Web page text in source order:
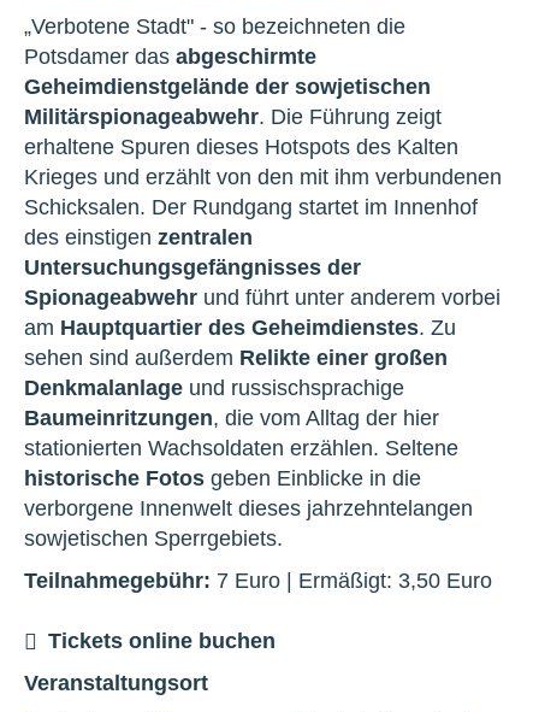
„Verbotene Stadt" - so bezeichneten die
Potsdamer das abgeschirmte
Geheimdienstgelände der sowjetischen
Militärspionageabwehr. Die Führung zeigt
erhaltene Spuren dieses Hotspots des Kalten
Krieges und erzählt von den mit ihm verbundenen
Schicksalen. Der Rundgang startet im Innenhof
des einstigen zentralen
Untersuchungsgefängnisses der
Spionageabwehr und führt unter anderem vorbei
am Hauptquartier des Geheimdienstes. Zu
sehen sind außerdem Relikte einer großen
Denkmalanlage und russischsprachige
Baumeinritzungen, die vom Alltag der hier
stationierten Wachsoldaten erzählen. Seltene
historische Fotos geben Einblicke in die
verborgene Innenwelt dieses jahrzehntelangen
sowjetischen Sperrgebiets.
Teilnahmegebühr: 7 Euro | Ermäßigt: 3,50 Euro
Tickets online buchen
Veranstaltungsort